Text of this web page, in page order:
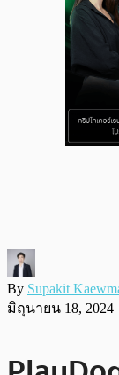
By Supakit
มิถุนายน 18, 2024